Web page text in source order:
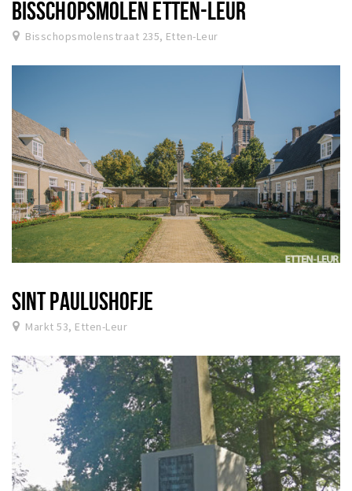
BISSCHOPSMOLEN ETTEN-LEUR
Bisschopsmolenstraat 235, Etten-Leur
SINT PAULUSHOFJE
Markt 53, Etten-Leur